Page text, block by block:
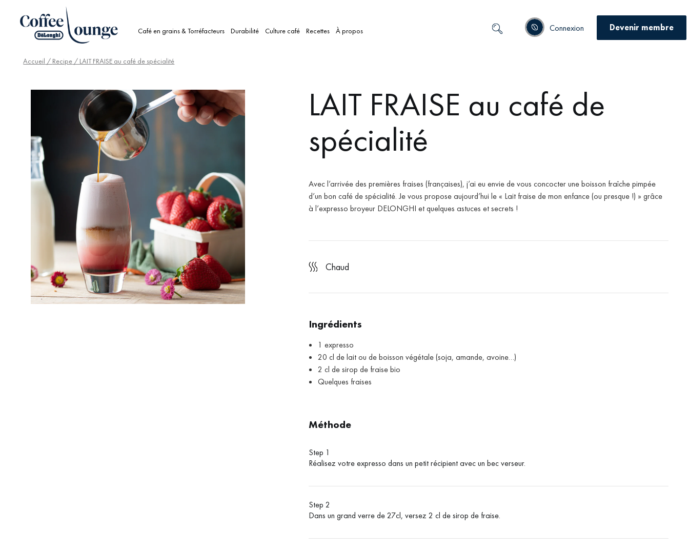
Café en grains & Torréfacteurs Durabilité Culture café Recettes À propos Connexion Devenir membre
Accueil / Recipe / LAIT FRAISE au café de spécialité
LAIT FRAISE au café de
spécialité
Avec l’arrivée des premières fraises (françaises), j’ai eu envie de vous concocter une boisson fraîche pimpée
d’un bon café de spécialité. Je vous propose aujourd’hui le « Lait fraise de mon enfance (ou presque !) » grâce
à l’expresso broyeur DELONGHI et quelques astuces et secrets !
chaud
Ingrédients
1 expresso
20 cl de lait ou de boisson végétale (soja, amande, avoine…)
2 cl de sirop de fraise bio
Quelques fraises
Méthode
Step 1
Réalisez votre expresso dans un petit récipient avec un bec verseur.
Step 2
Dans un grand verre de 27cl, versez 2 cl de sirop de fraise.